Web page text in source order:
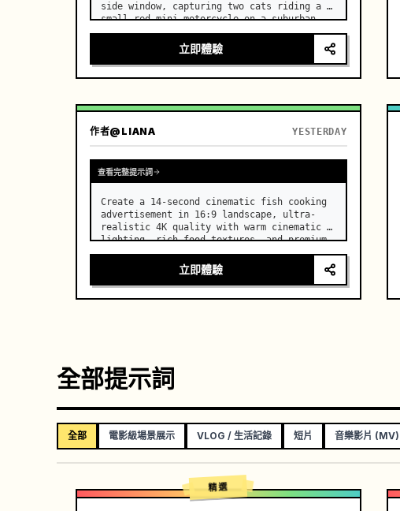
side window, capturing two cats riding a
small red mini motorcycle on a suburban
road. …
立即體驗
作者@LIANA YESTERDAY
查看完整提示詞
Create a 14-second cinematic fish cooking
advertisement in 16:9 landscape, ultra-
realistic 4K quality with warm cinematic
lighting, rich food textures, and premium
commercial aesthetics. …
立即體驗
全部提示詞
全部 電影級場景展示 VLOG / 生活記錄 短片 音樂影片 (MV)
精選